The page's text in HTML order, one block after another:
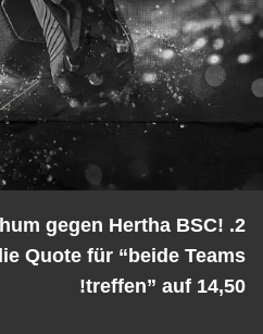
gegen Hertha BSC!
Quote für “beide Teams
treffen” auf 14,50!